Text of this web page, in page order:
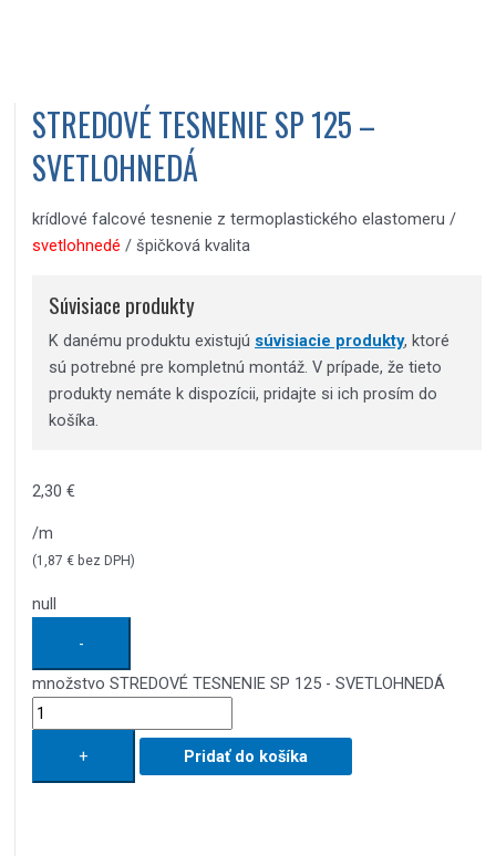
STREDOVÉ TESNENIE SP 125 –
SVETLOHNEDÁ
krídlové falcové tesnenie z termoplastického elastomeru /
svetlohnedé / špičková kvalita
Súvisiace produkty
K danému produktu existujú súvisiacie produkty, ktoré
sú potrebné pre kompletnú montáž. V prípade, že tieto
produkty nemáte k dispozícii, pridajte si ich prosím do
košíka.
2,30 €
/m
(1,87 € bez DPH)
null
-
množstvo STREDOVÉ TESNENIE SP 125 - SVETLOHNEDÁ
+ Pridať do košíka